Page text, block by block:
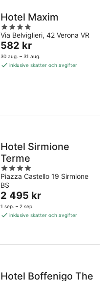
Hotel Maxim
4
out
of
5
Via Belviglieri, 42 Verona VR
Priset
är
582 kr
582 kr
30 aug. – 31 aug.
inklusive skatter och avgifter
Hotel Sirmione
Terme
4
out
of
5
Piazza Castello 19 Sirmione
BS
Priset
är
2 495 kr
2 495 kr
1 sep. – 2 sep.
inklusive skatter och avgifter
Hotel Boffenigo The